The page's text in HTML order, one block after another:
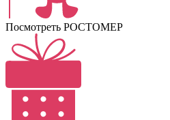
Посмотреть РОСТОМЕР